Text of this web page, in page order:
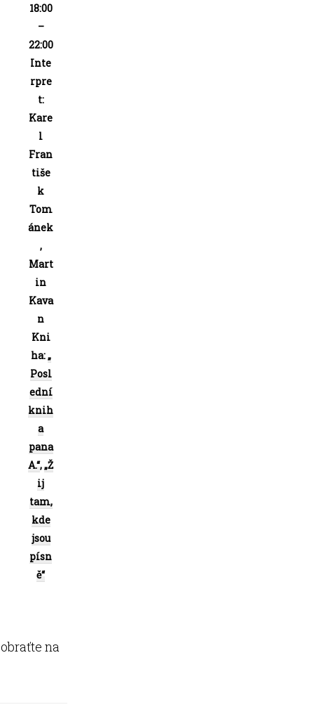
18:00
–
22:00
Inte
rpre
t:
Kare
l
Fran
tiše
k
Tom
ánek
,
Mart
in
Kava
n
Kni
ha:„
Posl
ední
knih
a
pana
A.“,„Ž
ij
tam,
kde
jsou
písn
ě“
na